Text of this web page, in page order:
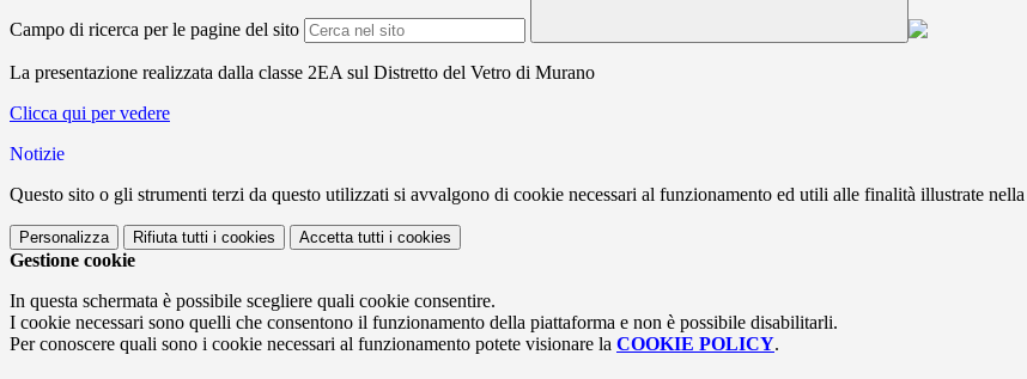
Campo di ricerca per le pagine del sito
La presentazione realizzata dalla classe 2EA sul Distretto del Vetro di Murano
Clicca qui per vedere
Notizie
Questo sito o gli strumenti terzi da questo utilizzati si avvalgono di cookie necessari al funzionamento ed utili alle finalità illustrate nella
Personalizza Rifiuta tutti i cookies Accetta tutti i cookies
Gestione cookie
In questa schermata è possibile scegliere quali cookie consentire.
I cookie necessari sono quelli che consentono il funzionamento della piattaforma e non è possibile disabilitarli.
Per conoscere quali sono i cookie necessari al funzionamento potete visionare la COOKIE POLICY.